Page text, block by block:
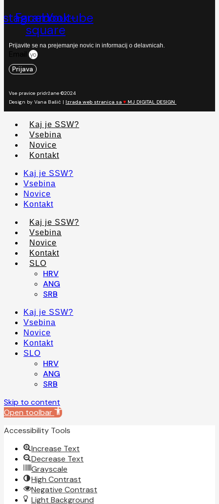
Facebook-
square
Youtube
Prijavite se na prejemanje novic in informacij o delavnicah.
Prijava
Vse pravice pridržane ©2024
Design by Vana Bašić | Izrada web stranica sa ♥ MJ DIGITAL DESIGN
Kaj je SSW?
Vsebina
Novice
Kontakt
Kaj je SSW?
Vsebina
Novice
Kontakt
Kaj je SSW?
Vsebina
Novice
Kontakt
SLO
HRV
ANG
SRB
Kaj je SSW?
Vsebina
Novice
Kontakt
SLO
HRV
ANG
SRB
Skip to content
Open toolbar
Accessibility Tools
Increase Text
Decrease Text
Grayscale
High Contrast
Negative Contrast
Light Background